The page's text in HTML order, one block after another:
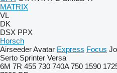
MATRIX
VL
DK
DSX PPX
Horsch
AirseederAvatar Express Focus
Serto Sprinter Versa
6M 7R 455 730 740A 750 1590